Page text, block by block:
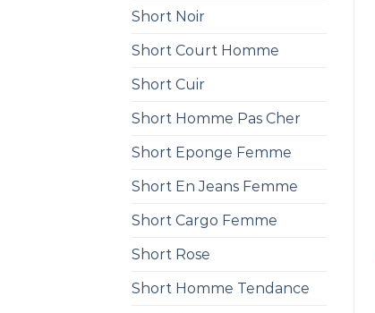
Short Noir
Short Court Homme
Short Cuir
Short Homme Pas Cher
Short Eponge Femme
Short En Jeans Femme
Short Cargo Femme
Short Rose
Short Homme Tendance